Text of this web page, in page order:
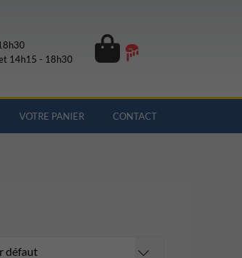
14h15 - 18h30
VOTRE PANIER CONTACT